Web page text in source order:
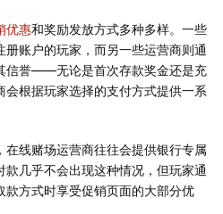
优惠和奖励发放方式多种多样。一些
账户的玩家，而另一些运营商则通
信誉——无论是首次存款奖金还是充
根据玩家选择的支付方式提供一系
线赌场运营商往往会提供银行专属
几乎不会出现这种情况，但玩家通
方式时享受促销页面的大部分优